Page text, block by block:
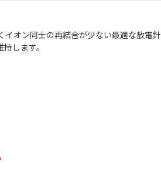
オン同士の再結合が少ない最適な放電
します。